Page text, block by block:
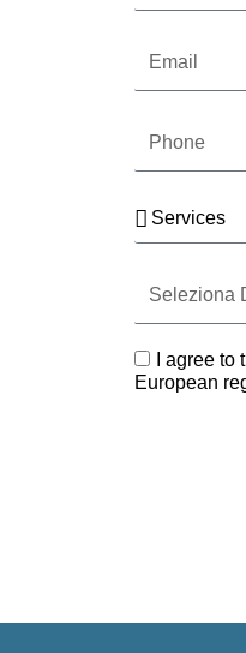
surname
Services
Data
e
GDPRI agree
European